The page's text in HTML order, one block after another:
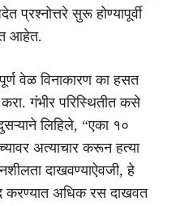
प्रश्नोत्तरे सुरू होण्यापूर्वी
आहेत.
वेळ विनाकारण का हसत
गंभीर परिस्थितीत कसे
लिहिले, “एका १०
अत्याचार करून हत्या
दाखवण्याऐवजी, हे
करण्यात अधिक रस दाखवत